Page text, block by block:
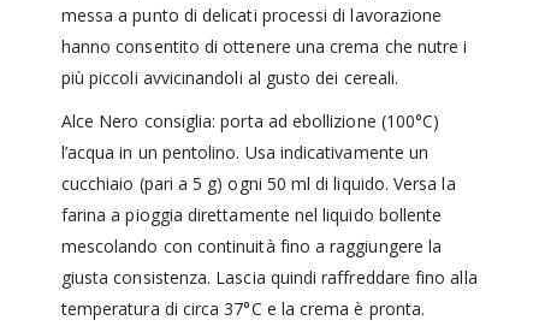
messa a punto di delicati processi di lavorazione
hanno consentito di ottenere una crema che nutre i
più piccoli avvicinandoli al gusto dei cereali.
Alce Nero consiglia: porta ad ebollizione (100°C)
l’acqua in un pentolino. Usa indicativamente un
cucchiaio (pari a 5 g) ogni 50 ml di liquido.Versa la
farina a pioggia direttamente nel liquido bollente
mescolando con continuità fino a raggiungere la
giusta consistenza. Lascia quindi raffreddare fino alla
temperatura di circa 37°C e la crema è pronta.